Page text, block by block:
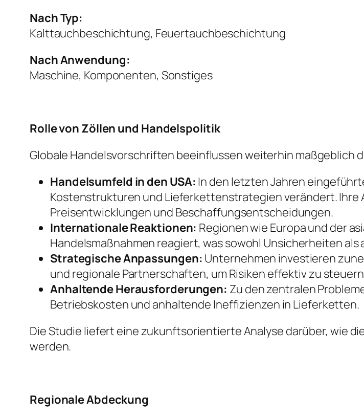
Nach Typ:
Kalttauchbeschichtung, Feuertauchbeschichtung
Nach Anwendung:
Maschine, Komponenten, Sonstiges
Rolle von Zöllen und Handelspolitik
Globale Handelsvorschriften beeinflussen weiterhin maßgeblich
Handelsumfeld in den USA: In den letzten Jahren
Kostenstrukturen und Lieferkettenstrategien verändert. Ihre
Preisentwicklungen und Beschaffungsentscheidungen.
Internationale Reaktionen: Regionen wie Europa und der
Handelsmaßnahmen reagiert, was sowohl Unsicherheiten
Strategische Anpassungen: Unternehmen investieren
und regionale Partnerschaften, um Risiken effektiv zu
Anhaltende Herausforderungen: Zu den zentralen
Betriebskosten und anhaltende Ineffizienzen in Lieferketten.
Die Studie liefert eine zukunftsorientierte Analyse darüber, wie
werden.
Regionale Abdeckung